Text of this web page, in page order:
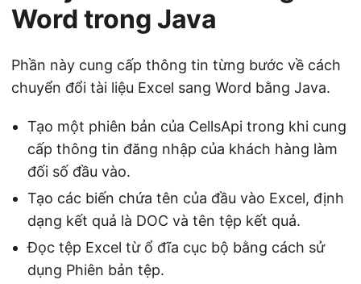
Word trong Java
Phần này cung cấp thông tin từng bước về cách
chuyển đổi tài liệu Excel sang Word bằng Java.
Tạo một phiên bản của CellsApi trong khi cung
cấp thông tin đăng nhập của khách hàng làm
đối số đầu vào.
Tạo các biến chứa tên của đầu vào Excel, định
dạng kết quả là DOC và tên tệp kết quả.
Đọc tệp Excel từ ổ đĩa cục bộ bằng cách sử
dụng Phiên bản tệp.